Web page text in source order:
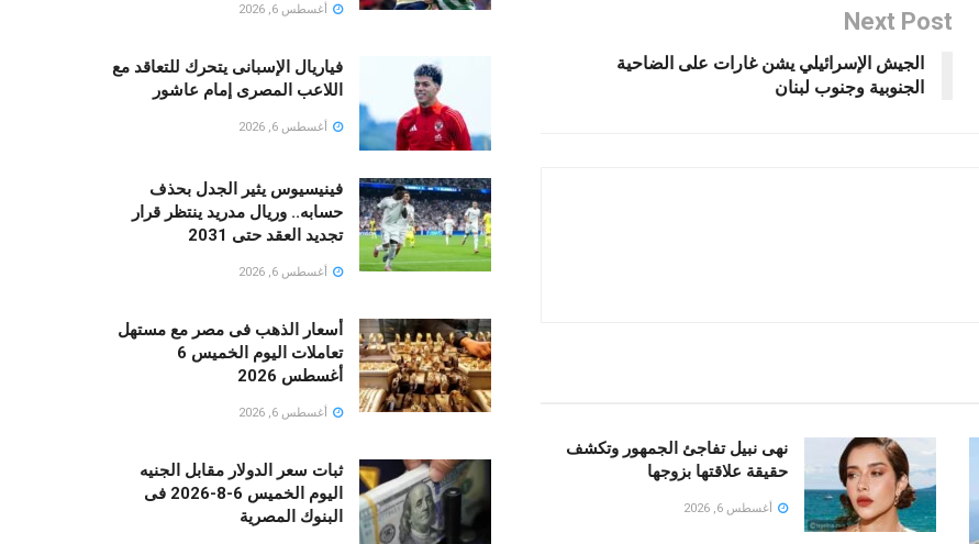
Next Post
الجيش الإسرائيلي يشن غارات على الضاحية
الجنوبية وجنوب لبنان
نهى نبيل تفاجئ الجمهور وتكشف
حقيقة علاقتها بزوجها
أغسطس 6, 2026
أغسطس 6, 2026
فياريال الإسبانى يتحرك للتعاقد مع
اللاعب المصرى إمام عاشور
أغسطس 6, 2026
فينيسيوس يثير الجدل بحذف
حسابه.. وريال مدريد ينتظر قرار
تجديد العقد حتى 2031
أغسطس 6, 2026
أسعار الذهب فى مصر مع مستهل
تعاملات اليوم الخميس 6
أغسطس 2026
أغسطس 6, 2026
ثبات سعر الدولار مقابل الجنيه
اليوم الخميس 6-8-2026 فى
البنوك المصرية